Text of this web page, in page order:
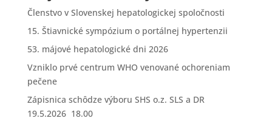
Členstvo v Slovenskej hepatologickej spoločnosti
15. Štiavnické sympózium o portálnej hypertenzii
53. májové hepatologické dni 2026
Vzniklo prvé centrum WHO venované ochoreniam
pečene
Zápisnica schôdze výboru SHS o.z. SLS a DR
19.5.2026 18.00